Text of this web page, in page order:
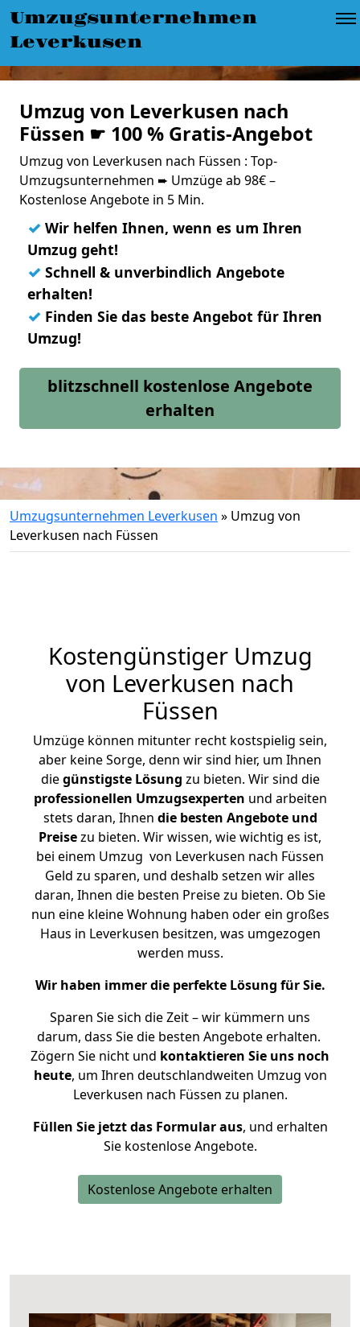
Umzugsunternehmen
Leverkusen
Umzug von Leverkusen nach
Füssen ☛ 100 % Gratis-Angebot
Umzug von Leverkusen nach Füssen : Top-
Umzugsunternehmen ➨ Umzüge ab 98€ –
Kostenlose Angebote in 5 Min.
✓ Wir helfen Ihnen, wenn es um Ihren
Umzug geht!
✓ Schnell & unverbindlich Angebote
erhalten!
✓ Finden Sie das beste Angebot für Ihren
Umzug!
blitzschnell kostenlose Angebote
erhalten
Umzugsunternehmen Leverkusen » Umzug von
Leverkusen nach Füssen
Kostengünstiger Umzug
von Leverkusen nach
Füssen
Umzüge können mitunter recht kostspielig sein,
aber keine Sorge, denn wir sind hier, um Ihnen
diegünstigste Lösung zu bieten. Wir sind die
professionellen Umzugsexperten und arbeiten
stets daran, Ihnen die besten Angebote und
Preisezu bieten. Wir wissen, wie wichtig es ist,
bei einem Umzug von Leverkusen nach Füssen
Geld zu sparen, und deshalb setzen wir alles
daran, Ihnen die besten Preise zu bieten. Ob Sie
nun eine kleine Wohnung haben oder ein großes
Haus in Leverkusen besitzen, was umgezogen
werden muss.
Wir haben immer die perfekte Lösung für Sie.
Sparen Sie sich die Zeit – wir kümmern uns
darum, dass Sie die besten Angebote erhalten.
Zögern Sie nicht und kontaktieren Sie uns noch
heute, um Ihren deutschlandweiten Umzug von
Leverkusen nach Füssen zu planen.
Füllen Sie jetzt das Formular aus, und erhalten
Sie kostenlose Angebote.
Kostenlose Angebote erhalten